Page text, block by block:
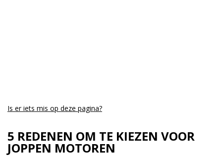
Is er iets mis op deze pagina?
5 REDENEN OM TE KIEZEN VOOR
JOPPEN MOTOREN